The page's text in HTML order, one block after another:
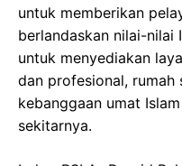
untuk memberikan
berlandaskan nilai-nilai
untuk menyediakan
dan profesional, rumah
kebanggaan umat
sekitarnya.